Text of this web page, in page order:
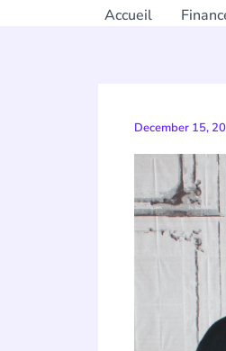
Accueil
December 15,